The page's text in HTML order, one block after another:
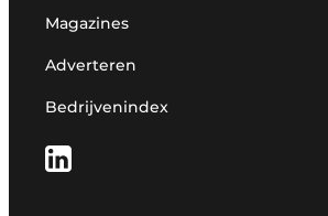
Magazines
Adverteren
Bedrijvenindex